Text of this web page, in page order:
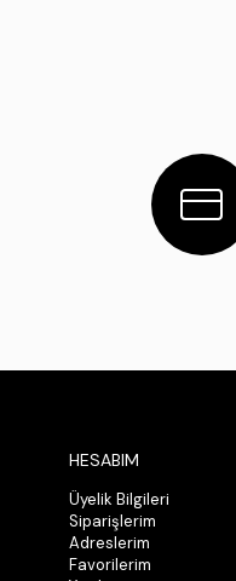
HESABIM
Üyelik Bilgileri
Siparişlerim
Adreslerim
Favorilerim